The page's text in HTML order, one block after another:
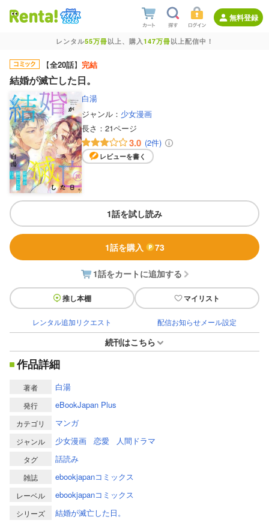
無料登録
レンタル55万冊以上、購入147万冊以上配信中！
【全20話】 完結
結婚が滅亡した日。
白湯
ジャンル： 少女漫画
長さ： 21ページ
3.0 (2件)
レビューを書く
1話を試し読み
1話を購入 73
1話をカートに追加する
推し本棚 マイリスト
レンタル追加リクエスト 配信お知らせメール設定
続刊はこちら
作品詳細
著者 白湯
発行 eBookJapan Plus
カテゴリ マンガ
ジャンル 少女漫画 恋愛 人間ドラマ
タグ 話読み
雑誌 ebookjapanコミックス
レーベル ebookjapanコミックス
シリーズ
結婚が滅亡した日。